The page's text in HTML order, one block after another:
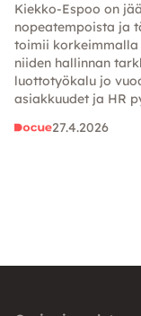
Kiekko-Espoo on
nopeatempoista ja
toimii korkeimmalla
niiden hallinnan
luottotyökalu jo
asiakkuudet ja HR
27.4.2026